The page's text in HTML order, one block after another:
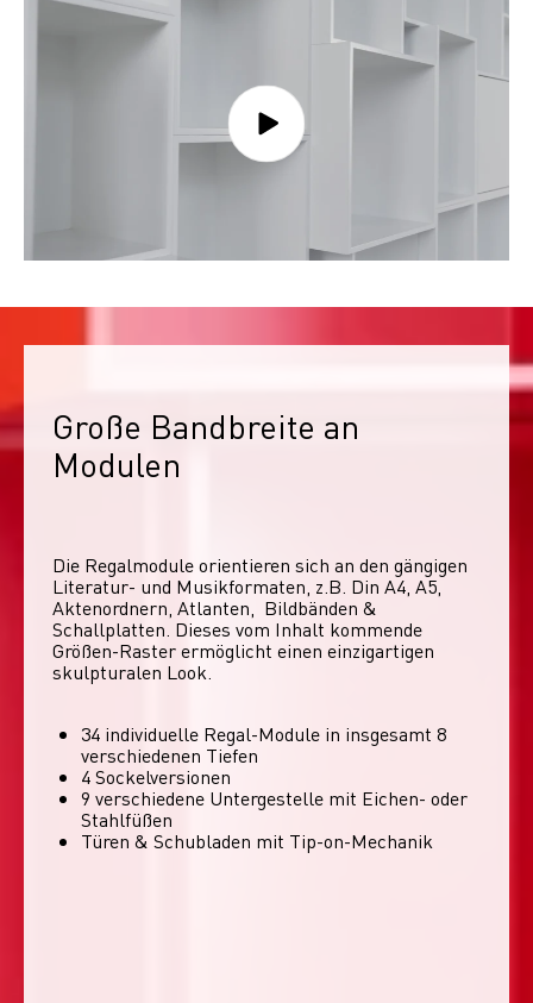
Große Bandbreite an
Modulen
Die Regalmodule orientieren sich an den gängigen
Literatur- und Musikformaten, z.B. Din A4, A5,
Aktenordnern, Atlanten,  Bildbänden &
Schallplatten. Dieses vom Inhalt kommende
Größen-Raster ermöglicht einen einzigartigen
skulpturalen Look.
34 individuelle Regal-Module​ in insgesamt 8
verschiedenen Tiefen
4 Sockelversionen​
9 verschiedene Untergestelle mit Eichen- oder
Stahlfüßen
Türen & Schubladen mit Tip-on-Mechanik